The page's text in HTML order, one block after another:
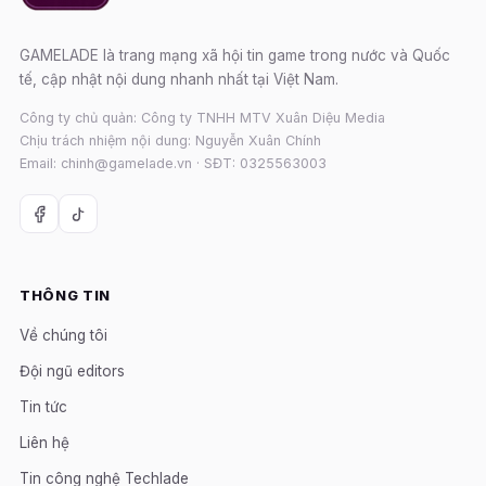
GAMELADE là trang mạng xã hội tin game trong nước và Quốc
tế, cập nhật nội dung nhanh nhất tại Việt Nam.
Công ty chủ quản: Công ty TNHH MTV Xuân Diệu Media
Chịu trách nhiệm nội dung: Nguyễn Xuân Chính
Email: chinh@gamelade.vn · SĐT: 0325563003
THÔNG TIN
Về chúng tôi
Đội ngũ editors
Tin tức
Liên hệ
Tin công nghệ Techlade